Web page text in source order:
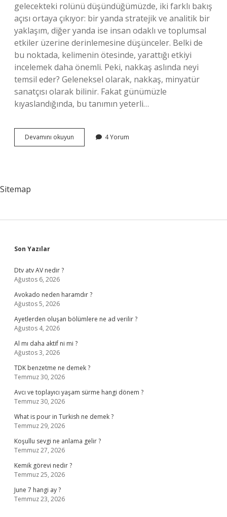
gelecekteki rolünü düşündüğümüzde, iki farklı bakış
açısı ortaya çıkıyor: bir yanda stratejik ve analitik bir
yaklaşım, diğer yanda ise insan odaklı ve toplumsal
etkiler üzerine derinlemesine düşünceler. Belki de
bu noktada, kelimenin ötesinde, yarattığı etkiyi
incelemek daha önemli. Peki, nakkaş aslında neyi
temsil eder? Geleneksel olarak, nakkaş, minyatür
sanatçısı olarak bilinir. Fakat günümüzle
kıyaslandığında, bu tanımın yeterli…
Devamını okuyun
diğer
4 Yorum
Sitemap
Sidebar
Son Yazılar
Dtv atv AV nedir ?
Ağustos 6, 2026
Avokado neden haramdır ?
Ağustos 5, 2026
Ayetlerden oluşan bölümlere ne ad verilir ?
Ağustos 4, 2026
Al mı daha aktif ni mi ?
Ağustos 3, 2026
TDK benzetme ne demek ?
Temmuz 30, 2026
Avcı ve toplayıcı yaşam sürme hangi dönem ?
Temmuz 30, 2026
What is pour in Turkish ne demek ?
Temmuz 29, 2026
Koşullu sevgi ne anlama gelir ?
Temmuz 27, 2026
Kemik görevi nedir ?
Temmuz 25, 2026
June 7 hangi ay ?
Temmuz 23, 2026